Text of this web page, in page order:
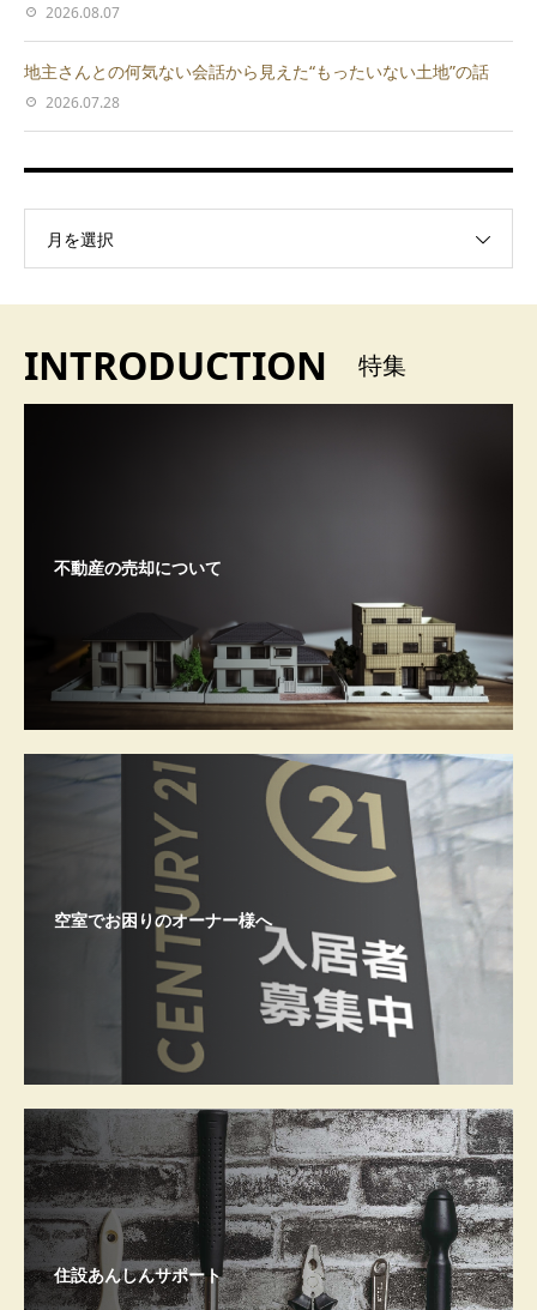
2026.08.07
地主さんとの何気ない会話から見えた“もったいない土地”の話
2026.07.28
月を選択
INTRODUCTION 特集
不動産の売却について
空室でお困りのオーナー様へ
住設あんしんサポート